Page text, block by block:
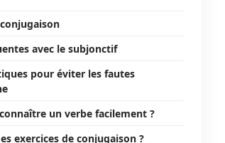
avec le subjonctif
pour éviter les fautes
un verbe facilement ?
exercices de conjugaison ?